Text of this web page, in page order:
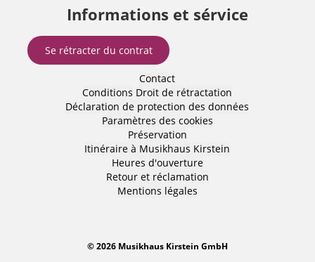
Informations et sérvice
Se rétracter du contrat
Contact
Conditions Droit de rétractation
Déclaration de protection des données
Paramètres des cookies
Préservation
Itinéraire à Musikhaus Kirstein
Heures d'ouverture
Retour et réclamation
Mentions légales
© 2026 Musikhaus Kirstein GmbH